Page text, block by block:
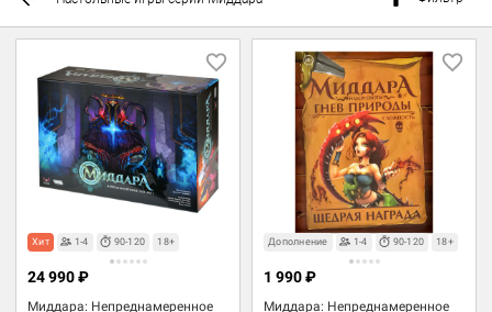
Хит 1-4 90-120 18+
Миддара: Непреднамеренное
24 990 ₽
Дополнение 1-4 90-120 18+
Миддара: Непреднамеренное
1 990 ₽